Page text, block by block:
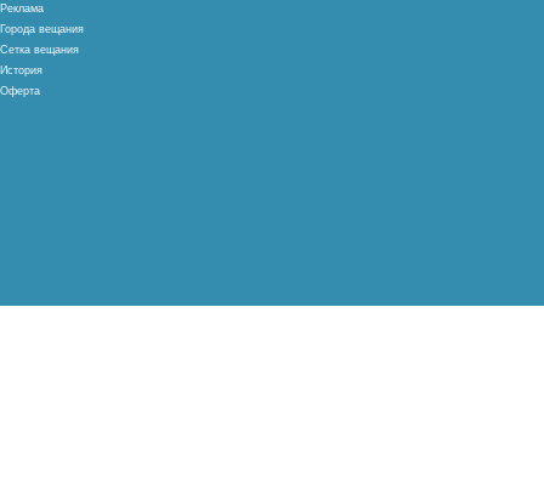
Реклама
Города вещания
Сетка вещания
История
Оферта